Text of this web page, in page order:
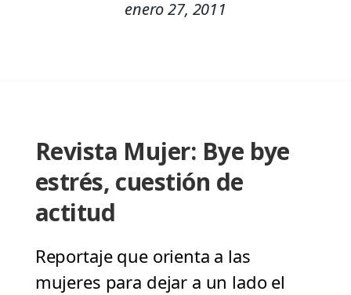
enero 27, 2011
Revista Mujer: Bye bye
estrés, cuestión de
actitud
Reportaje que orienta a las
mujeres para dejar a un lado el